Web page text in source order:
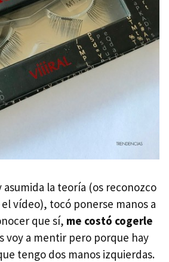
asumida la teoría (os reconozco
el vídeo), tocó ponerse manos a
que sí, me costó cogerle
voy a mentir pero porque hay
tengo dos manos izquierdas.